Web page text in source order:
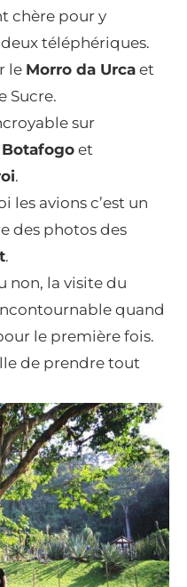
chère pour y
téléphériques.
le Morro da Urca et
Sucre.
sur
Botafogo et
.
les avions c’est un
des photos des
.
non, la visite du
quand
le première fois.
de prendre tout